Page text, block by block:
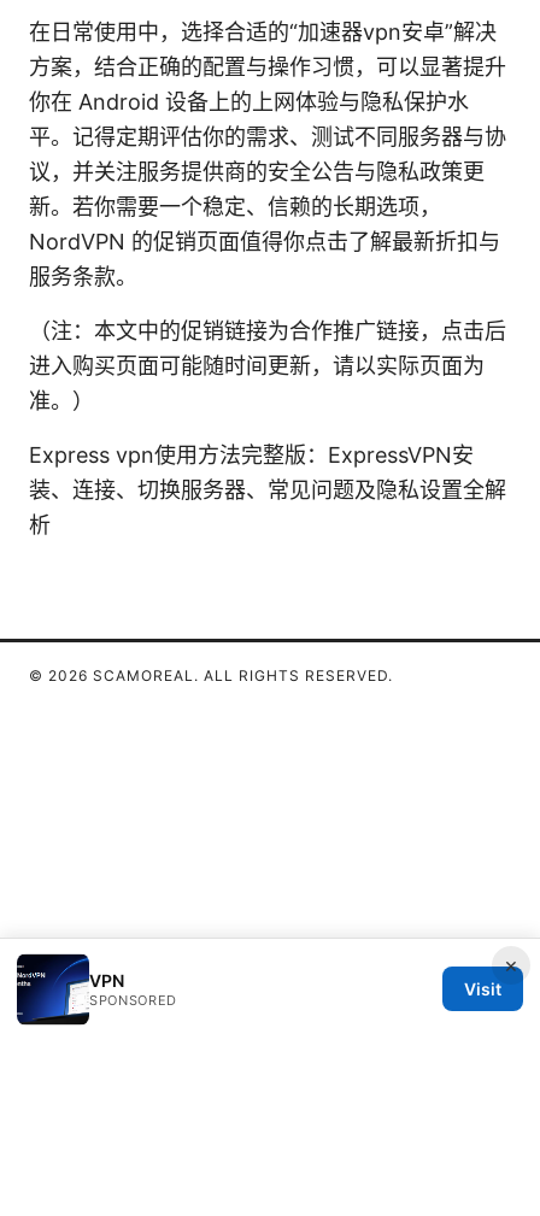
在日常使用中，选择合适的“加速器vpn安卓”解决
方案，结合正确的配置与操作习惯，可以显著提升
你在 Android 设备上的上网体验与隐私保护水
平。记得定期评估你的需求、测试不同服务器与协
议，并关注服务提供商的安全公告与隐私政策更
新。若你需要一个稳定、信赖的长期选项，
NordVPN 的促销页面值得你点击了解最新折扣与
服务条款。
（注：本文中的促销链接为合作推广链接，点击后
进入购买页面可能随时间更新，请以实际页面为
准。）
Express vpn使用方法完整版：ExpressVPN安
装、连接、切换服务器、常见问题及隐私设置全解
析
×
VPN
SPONSORED
Visit
© 2026 SCAMOREAL. ALL RIGHTS RESERVED.